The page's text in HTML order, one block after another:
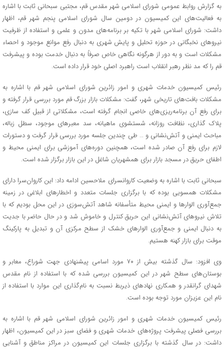
به گزارش روابط عمومی شورای اسلامی شهر مقدس قم، مجتبی سبحانی ثابت با اشاره
به فعالیت‌های این کمیسیون در دومین سال شورای اسلامی پنجم شهر قم، اظهار
داشت: شورای اسلامی شهر با تکیه‌ بر برنامه‌های مدون و علمی و استفاده از ظرفیت
نیروهای نخبگانی در حوزه تحلیل و پایش شهری به دنبال رفع موانع موجود و احصاء
مشکلات است و به‌ دور از هرگونه نگاهی خاص صرفاً به دنبال خدمت بوده و پیشرفت
قم را که مد نظر رهبر انقلاب است راهبرد اصلی خود قرار داده است.
رئیس کمیسیون خدمات شهری و امور زائرین شورای اسلامی شهر قم با اشاره به
مشکلات بافت‌های تاریخی شهر، گفت: مشکلات بازار بزرگ قم مورد بررسی قرار گرفته و
برای رفع آن برنامه‌ریزی‌های خاصی انجام‌ گرفته است، مشکلاتی از قبیل کف سازی،
پلاک گذاری، نظافت روزانه، شستشوی ماهیانه، سد معبرهای موجود، سطل زباله،
مباحث ایمنی و آتش‌نشانی و … طی چندین جلسه مورد بررسی قرار گرفت و دستورات
لازم برای رفع آن صادر شده است، همچنین دوره‌های آموزشی برای ایمنی محیط و
اطفای حریق در مسجد بازار برای همشهریان شاغل در این بازار برگزار شده است.
سبحانی ثابت با اشاره به وضعیت کاروانسرای ملاحسین ادامه داد: این کاروان‌سرا دارای
مشکلات همسویی بوده ‌که با برگزاری جلسات متعدد و اخطارهای ابلاغی در زمینه
جمع‌آوری الوارها و ایمنی محیط متأسفانه شاهد آتش‌سوزی در این محل بودیم که با
تلاش نیروهای آتش‌نشانی این حریق کنترل و خاموش شد و در حال حاضر با جدیت
به دنبال ایمنی و جمع‌آوری الوارهای خشک از سطح مرکزی آن و تبدیل به پارکینگ
موقت برای بازار کهنه هستیم.
وی افزود: سال گذشته بیش از ۷۰ مورد اسامی پیشنهادی جهت شوراع، معابر و
بوستان‌های سطح شهر در این کمیسیون بررسی‌ شده ‌که با استفاده از نام مقدس
شهدای گرانقدر و همکاری نهادهای ذیربط نسبت به نام‌گذاری این موارد با استفاده از
نام این عزیزان مورد توجه بوده است.
رئیس کمیسیون خدمات شهری و امور زائرین شورای اسلامی شهر قم با اشاره به
بررسی فصلی پیشرفت پروژه‌های خدمات شهری و فضای سبز در این کمیسیون، اظهار
داشت: در سال گذشته با برگزاری جلسات این کمیسیون در مراکز مناطق و آشنایی